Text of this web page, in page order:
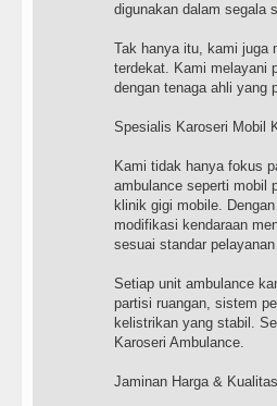
digunakan dalam segala
Tak hanya itu, kami juga
terdekat. Kami melayani
dengan tenaga ahli yang
Spesialis Karoseri Mobil
Kami tidak hanya fokus
ambulance seperti mobil
klinik gigi mobile.
modifikasi kendaraan
sesuai standar
Setiap unit ambulance
partisi ruangan, sistem
kelistrikan yang stabil.
Karoseri Ambulance.
Jaminan Harga &